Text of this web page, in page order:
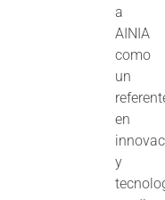
a
AINIA
como
un
en
y